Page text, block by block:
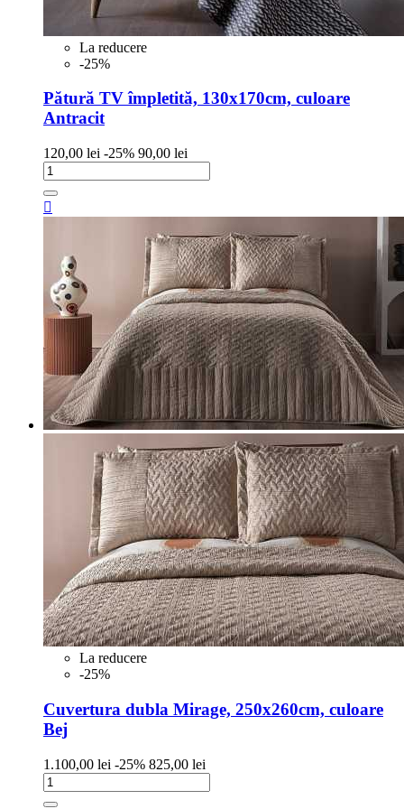
La reducere
-25%
Pătură TV împletită, 130x170cm, culoare
Antracit
Pret
de
baza
120,00 lei -25%Pret
90,00 lei

La reducere
-25%
Cuvertura dubla Mirage, 250x260cm, culoare
Bej
Pret
de
baza
1.100,00 lei -25%Pret
825,00 lei